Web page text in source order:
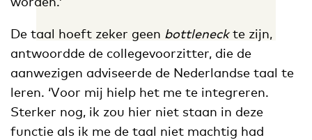
De taal hoeft zeker geen bottleneckte zijn,
antwoordde de collegevoorzitter, die de
aanwezigen adviseerde de Nederlandse taal te
leren. ‘Voor mij hielp het me te integreren.
Sterker nog, ik zou hier niet staan in deze
functie als ik me de taal niet machtig had